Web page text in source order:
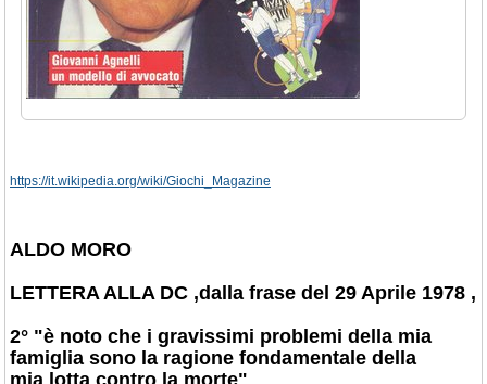
https://it.wikipedia.org/wiki/Giochi_Magazine
ALDO MORO
LETTERA ALLA DC ,dalla frase del 29 Aprile 1978 ,
2° "è noto che i gravissimi problemi della mia
famiglia sono la ragione fondamentale della